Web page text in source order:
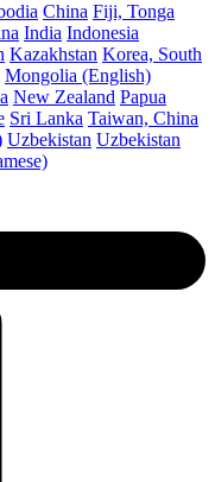
China Fiji, Tonga
India Indonesia
Kazakhstan Korea, South
Mongolia (English)
New Zealand Papua
Sri Lanka Taiwan, China
Uzbekistan Uzbekistan